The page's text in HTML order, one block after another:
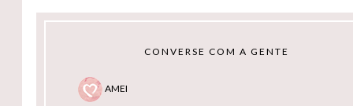
CONVERSE COM A GENTE
AMEI